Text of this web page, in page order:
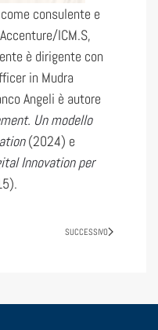
consulente e
ICM.S,
è dirigente con
in Mudra
Angeli è autore
Un modello
(2024) e
Innovation per
SUCCESSIVO